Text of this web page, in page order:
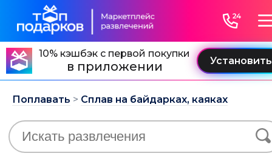
10% кэшбэк с первой покупки
в приложении
Поплавать > Сплав на байдарках, каяках